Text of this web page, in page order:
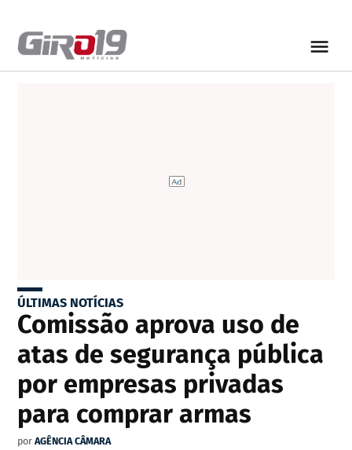
ÚLTIMAS NOTÍCIAS
Comissão aprova uso de
atas de segurança pública
por empresas privadas
para comprar armas
por AGÊNCIA CÂMARA